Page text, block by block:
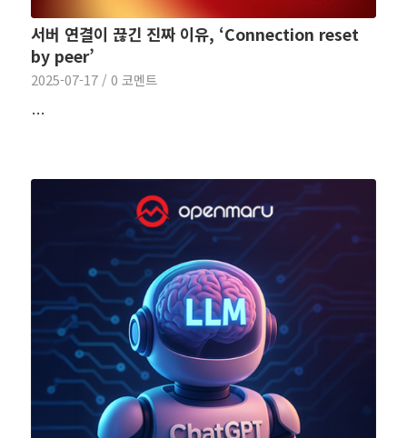
서버 연결이 끊긴 진짜 이유, ‘Connection reset
by peer’
2025-07-17 / 0 코멘트
…